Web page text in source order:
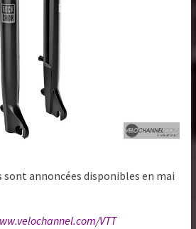
sont annoncées disponibles en mai
VTT